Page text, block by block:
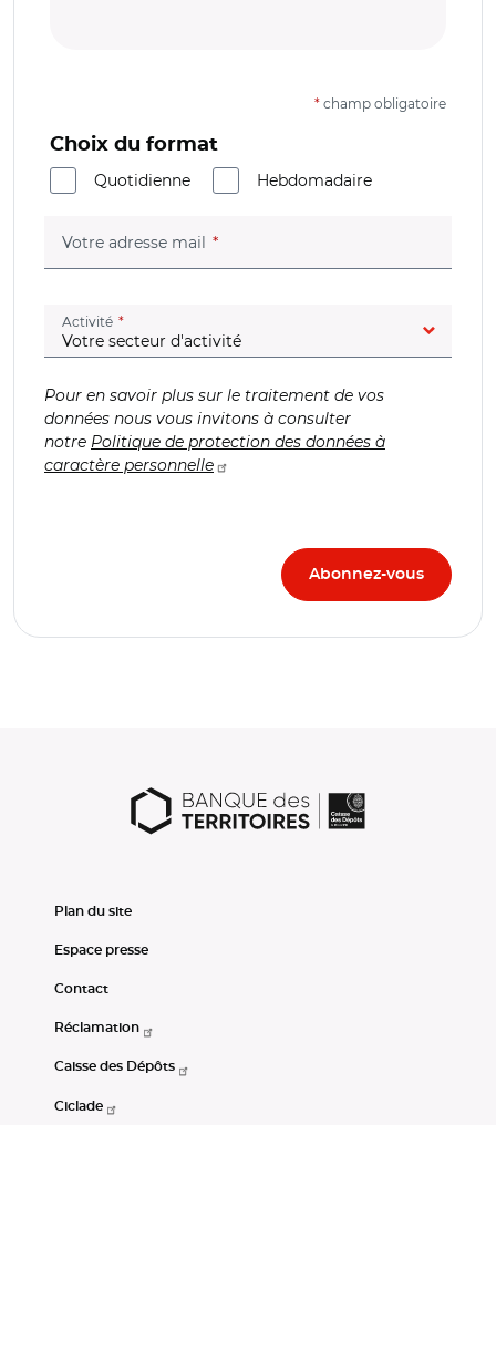
* champ obligatoire
Choix du format
Quotidienne
Hebdomadaire
Votre adresse mail (champ obligatoire)
Activité (champ obligatoire)
Pour en savoir plus sur le traitement de vos
données nous vous invitons à consulter
notre Politique de protection des données à
caractère personnelle
Plan du site
Espace presse
Contact
Réclamation
Caisse des Dépôts
Ciclade